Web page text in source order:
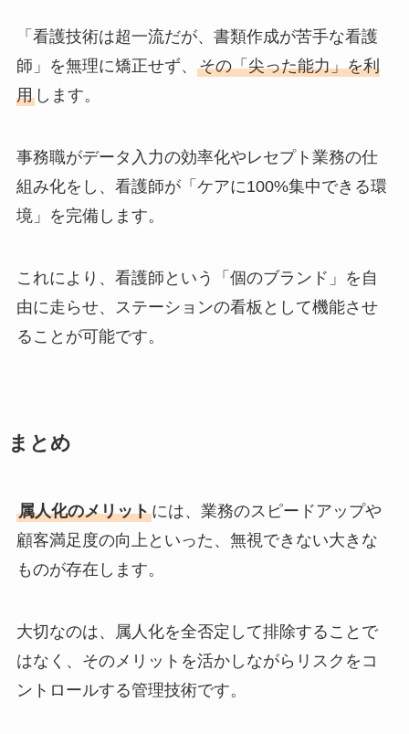
「看護技術は超一流だが、書類作成が苦手な看護
師」を無理に矯正せず、 その「尖った能力」を利
用します。
事務職がデータ入力の効率化やレセプト業務の仕
組み化をし、看護師が「ケアに100%集中できる環
境」を完備します。
これにより、看護師という「個のブランド」を自
由に走らせ、ステーションの看板として機能させ
ることが可能です。
まとめ
属人化のメリットには、業務のスピードアップや
顧客満足度の向上といった、無視できない大きな
ものが存在します。
大切なのは、属人化を全否定して排除することで
はなく、そのメリットを活かしながらリスクをコ
ントロールする管理技術です。